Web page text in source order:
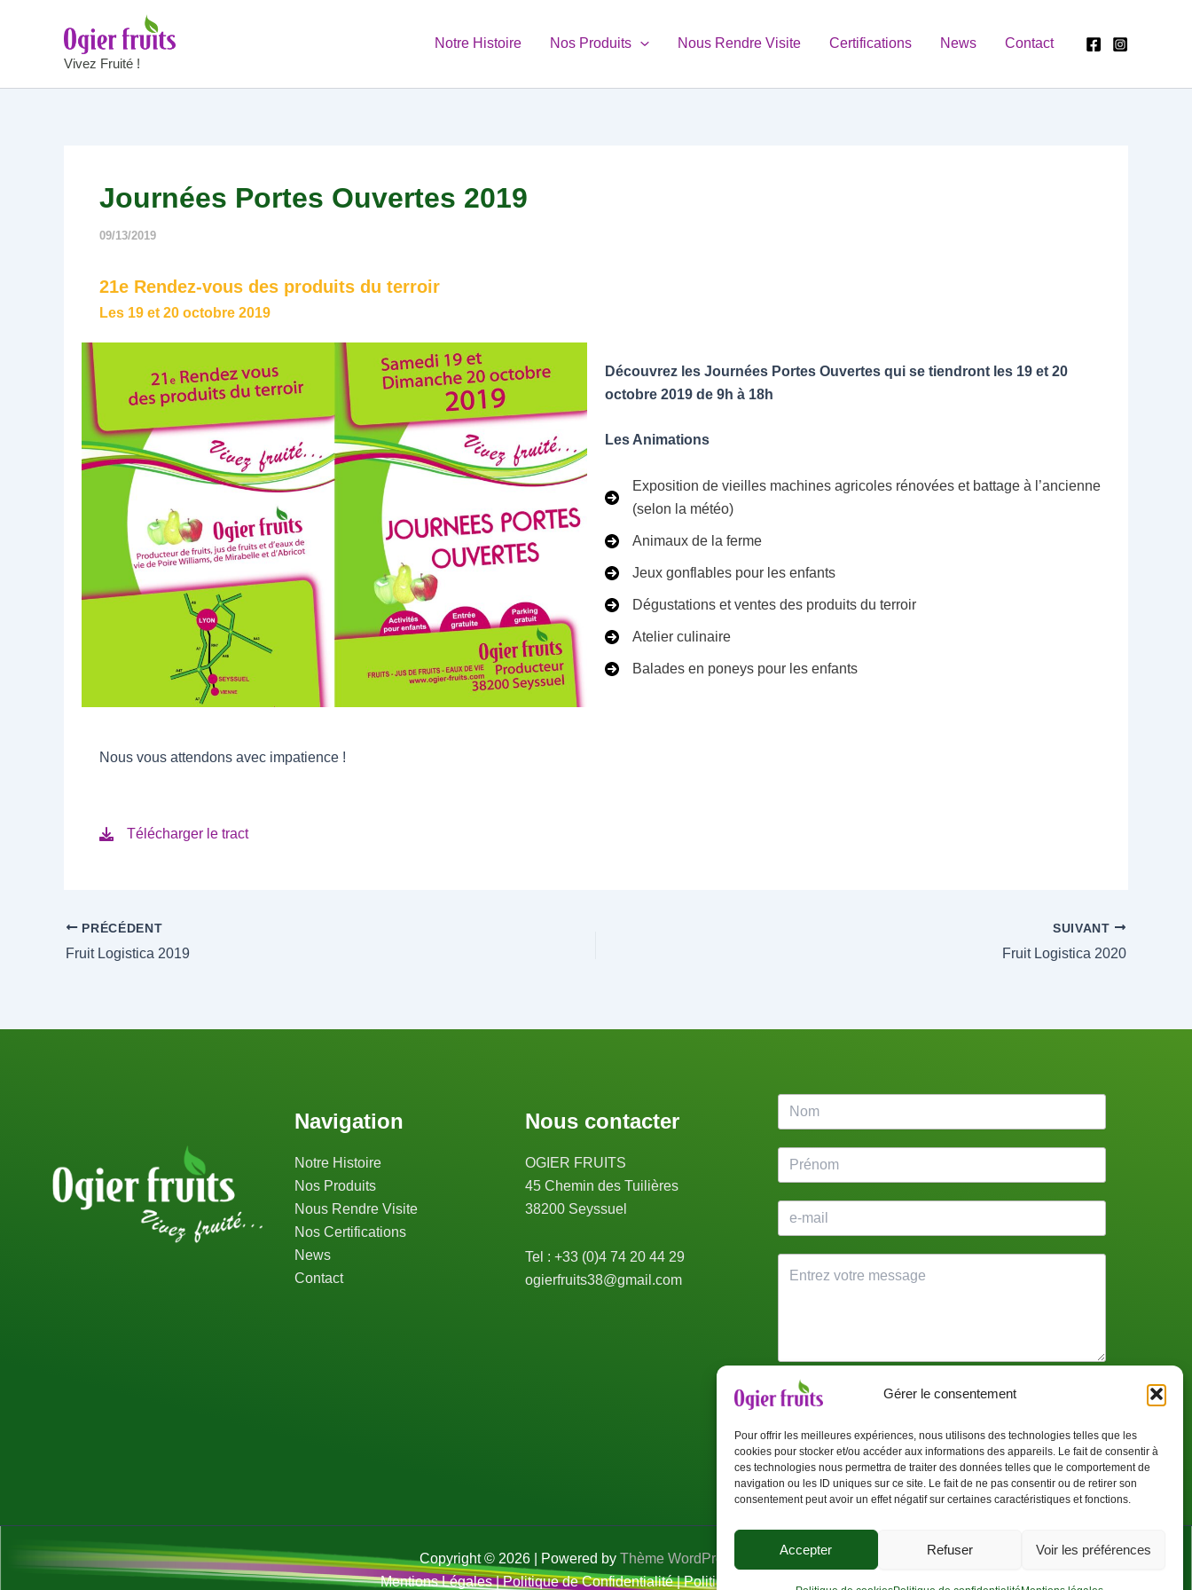
Gérer le consentement
Pour offrir les meilleures expériences, nous utilisons des technologies telles que les
cookies pour stocker et/ou accéder aux informations des appareils. Le fait de consentir à
ces technologies nous permettra de traiter des données telles que le comportement de
navigation ou les ID uniques sur ce site. Le fait de ne pas consentir ou de retirer son
consentement peut avoir un effet négatif sur certaines caractéristiques et fonctions.
Accepter Refuser Voir les préférences
Vivez Fruité !
Notre Histoire Nos Produits Nous Rendre Visite Certifications News Contact
Journées Portes Ouvertes 2019
09/13/2019
21e Rendez-vous des produits du terroir
Les 19 et 20 octobre 2019
Découvrez les Journées Portes Ouvertes qui se tiendront les 19 et 20
octobre 2019 de 9h à 18h
Les Animations
Exposition de vieilles machines agricoles rénovées et battage à l’ancienne
(selon la météo)
Animaux de la ferme
Jeux gonflables pour les enfants
Dégustations et ventes des produits du terroir
Atelier culinaire
Balades en poneys pour les enfants
Nous vous attendons avec impatience !
Télécharger le tract
PRÉCÉDENT
Fruit Logistica 2019
SUIVANT
Fruit Logistica 2020
Navigation
Notre Histoire
Nos Produits
Nous Rendre Visite
Nos Certifications
News
Contact
Nous contacter
OGIER FRUITS
45 Chemin des Tuilières
38200 Seyssuel
Tel : +33 (0)4 74 20 44 29
ogierfruits38@gmail.com
J’accepte que mes données soient utilisées pour
Envoyer
Copyright © 2026 | Powered by Thème WordPress Astra
Mentions Légales|Politique de Confidentialité|Politique de Cookies